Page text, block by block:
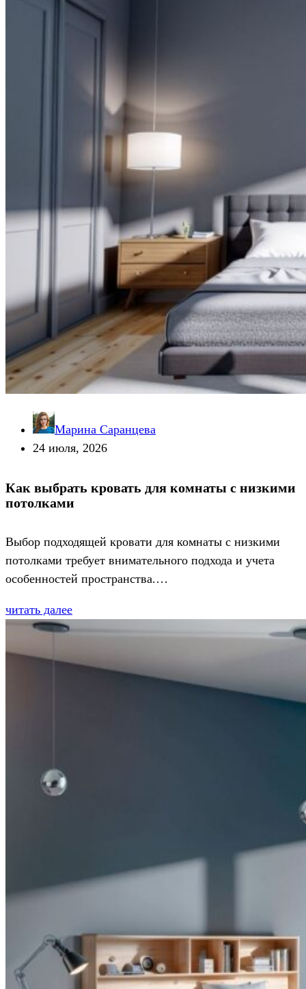
Марина Саранцева
24 июля, 2026
Как выбрать кровать для комнаты с низкими
потолками
Выбор подходящей кровати для комнаты с низкими
потолками требует внимательного подхода и учета
особенностей пространства.…
читать далее